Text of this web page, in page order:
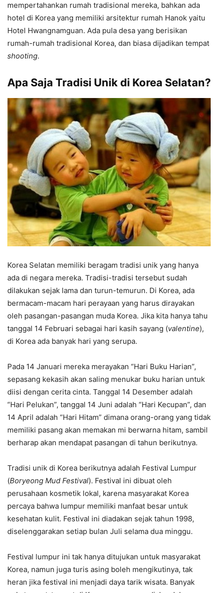
mempertahankan rumah tradisional mereka, bahkan ada
hotel di Korea yang memiliki arsitektur rumah Hanok yaitu
Hotel Hwangnamguan. Ada pula desa yang berisikan
rumah-rumah tradisional Korea, dan biasa dijadikan tempat
shooting.
Apa Saja Tradisi Unik di Korea Selatan?
Korea Selatan memiliki beragam tradisi unik yang hanya
ada di negara mereka. Tradisi-tradisi tersebut sudah
dilakukan sejak lama dan turun-temurun. Di Korea, ada
bermacam-macam hari perayaan yang harus dirayakan
oleh pasangan-pasangan muda Korea. Jika kita hanya tahu
tanggal 14 Februari sebagai hari kasih sayang (valentine),
di Korea ada banyak hari yang serupa.
Pada 14 Januari mereka merayakan “Hari Buku Harian”,
sepasang kekasih akan saling menukar buku harian untuk
diisi dengan cerita cinta. Tanggal 14 Desember adalah
“Hari Pelukan”, tanggal 14 Juni adalah “Hari Kecupan”, dan
14 April adalah “Hari Hitam” dimana orang-orang yang tidak
memiliki pasang akan memakan mi berwarna hitam, sambil
berharap akan mendapat pasangan di tahun berikutnya.
Tradisi unik di Korea berikutnya adalah Festival Lumpur
(Boryeong Mud Festival). Festival ini dibuat oleh
perusahaan kosmetik lokal, karena masyarakat Korea
percaya bahwa lumpur memiliki manfaat besar untuk
kesehatan kulit. Festival ini diadakan sejak tahun 1998,
diselenggarakan setiap bulan Juli selama dua minggu.
Festival lumpur ini tak hanya ditujukan untuk masyarakat
Korea, namun juga turis asing boleh mengikutinya, tak
heran jika festival ini menjadi daya tarik wisata. Banyak